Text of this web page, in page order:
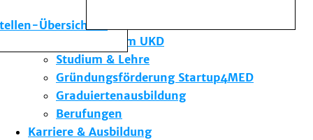
Übersicht
Die Institute des UKD
Forschung am UKD
Studium & Lehre
Gründungsförderung Startup4MED
Graduiertenausbildung
Berufungen
Karriere & Ausbildung